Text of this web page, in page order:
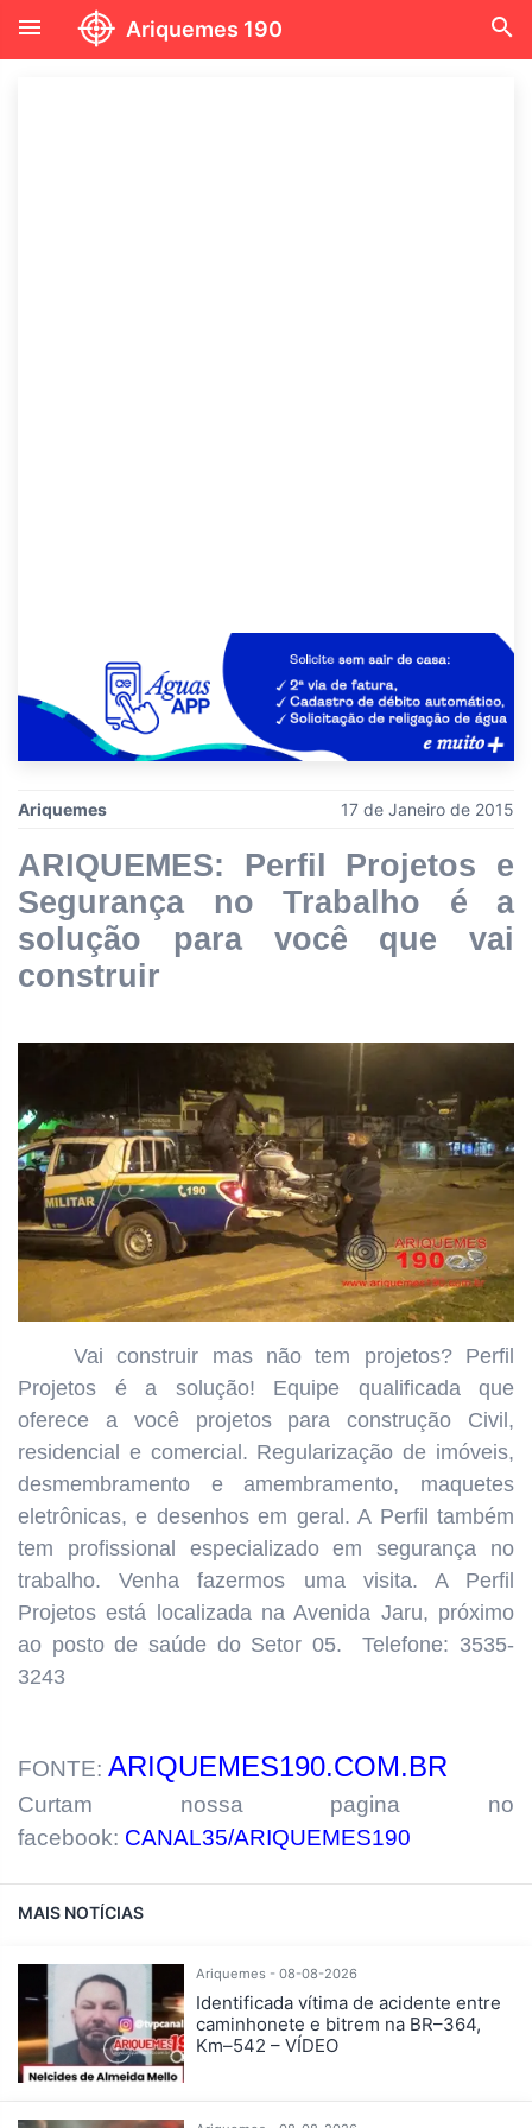
menu Ariquemes 190 search
Ariquemes 17 de Janeiro de 2015
ARIQUEMES: Perfil Projetos e
Segurança no Trabalho é a
solução para você que vai
construir
Vai construir mas não tem projetos? Perfil
Projetos é a solução! Equipe qualificada que
oferece a você projetos para construção Civil,
residencial e comercial. Regularização de imóveis,
desmembramento e amembramento, maquetes
eletrônicas, e desenhos em geral. A Perfil também
tem profissional especializado em segurança no
trabalho. Venha fazermos uma visita. A Perfil
Projetos está localizada na Avenida Jaru, próximo
ao posto de saúde do Setor 05. Telefone: 3535-
3243
FONTE: ARIQUEMES190.COM.BR
Curtam nossa pagina no
facebook: CANAL35/ARIQUEMES190
MAIS NOTÍCIAS
Ariquemes - 08-08-2026
Identificada vítima de acidente entre
caminhonete e bitrem na BR–364,
Km–542 – VÍDEO